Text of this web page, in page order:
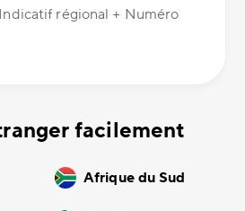
régional + Numéro
facilement
Afrique du Sud